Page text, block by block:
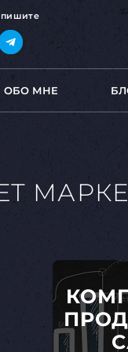
пишите
ОБО МНЕ